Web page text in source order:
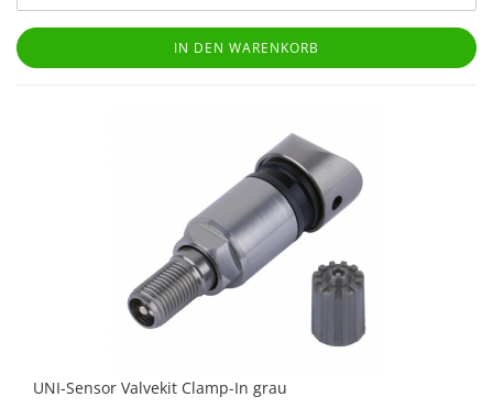
IN DEN WARENKORB
UNI-Sensor Valvekit Clamp-In grau